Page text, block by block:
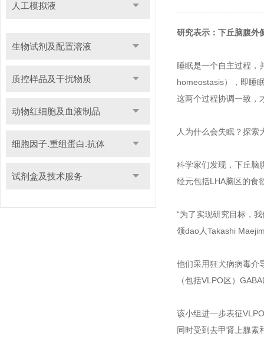
人工模拟液
生物试剂及配置溶液
质控样品及干扰物质
动物红细胞及血液制品
细胞因子.重组蛋白.抗体
试剂盒及技术服务
研究表示：下丘脑腹外
睡眠是一个自主过程，
homeostasis），即睡
这两个过程协调一致，
人为什么会失眠？探索
科学家们发现，下丘脑
经元包括LHA脑区的食
“为了实现研究目标，
领dao人Takashi
他们采用狂犬病病毒介
（包括VLPO区）
该小组进一步表征
同时受到去甲肾上腺